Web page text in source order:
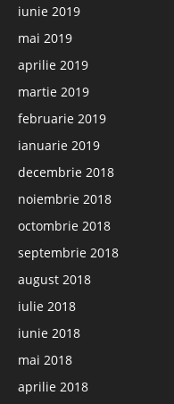
iunie 2019
mai 2019
aprilie 2019
martie 2019
februarie 2019
ianuarie 2019
decembrie 2018
noiembrie 2018
octombrie 2018
septembrie 2018
august 2018
iulie 2018
iunie 2018
mai 2018
aprilie 2018